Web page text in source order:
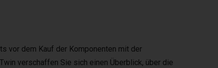
vor dem Kauf der Komponenten mit der
verschaffen Sie sich einen Überblick, über die